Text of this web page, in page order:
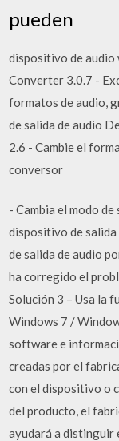
pueden
dispositivo de audio
Converter 3.0.7 -
formatos de audio,
de salida de audio
2.6 - Cambie el
conversor
- Cambia el modo
dispositivo de salida
de salida de audio
ha corregido el
Solución 3 – Usa la
Windows 7 /
software e
creadas por el
con el dispositivo o
del producto, el
ayudará a distinguir